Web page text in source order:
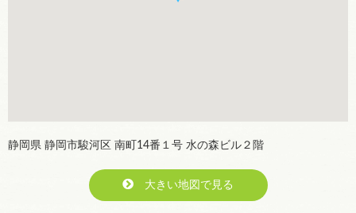
静岡県 静岡市駿河区 南町14番１号 水の森ビル２階
大きい地図で見る